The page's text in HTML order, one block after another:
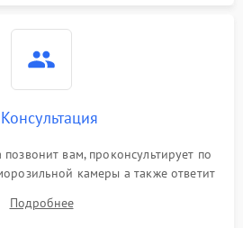
вам, проконсультирует по
камеры а также ответит
Подробнее